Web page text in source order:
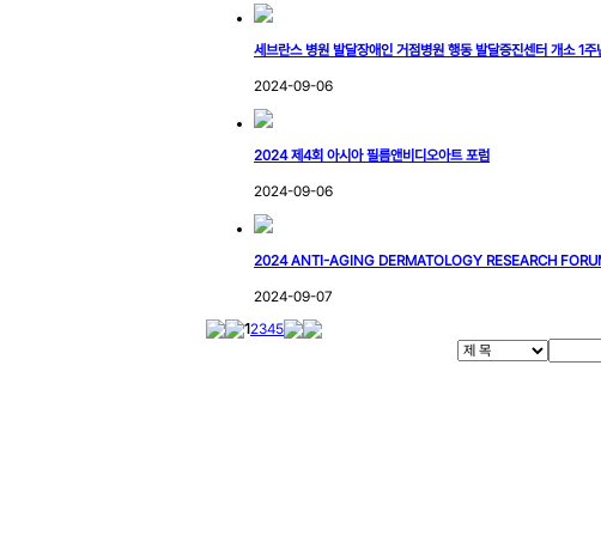
세브란스 병원 발달장애인 거점병원 행동 발달증진센터 개소 1주
2024-09-06
2024 제4회 아시아 필름앤비디오아트 포럼
2024-09-06
2024 ANTI-AGING DERMATOLOGY RESEARCH
2024-09-07
12345